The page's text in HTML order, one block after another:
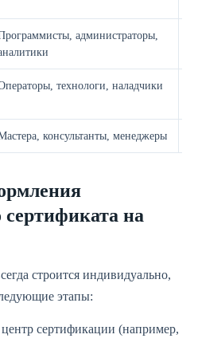
администраторы,
технологи, наладчики
консультанты, менеджеры
сертификата на
строится индивидуально,
этапы:
сертификации (например,